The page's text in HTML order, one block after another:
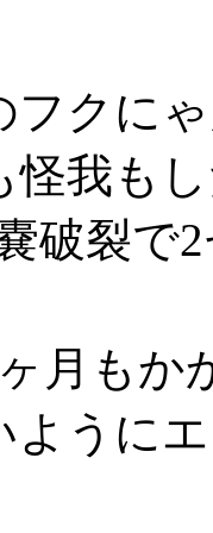
フクに
怪我も
破裂で
月もか
ように